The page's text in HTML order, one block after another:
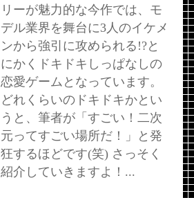
リーが魅力的な今作では、モ
デル業界を舞台に3人のイケメ
ンから強引に攻められる!?と
にかくドキドキしっぱなしの
恋愛ゲームとなっています。
どれくらいのドキドキかとい
うと、筆者が「すごい！二次
元ってすごい場所だ！」と発
狂するほどです(笑) さっそく
紹介していきますよ！...